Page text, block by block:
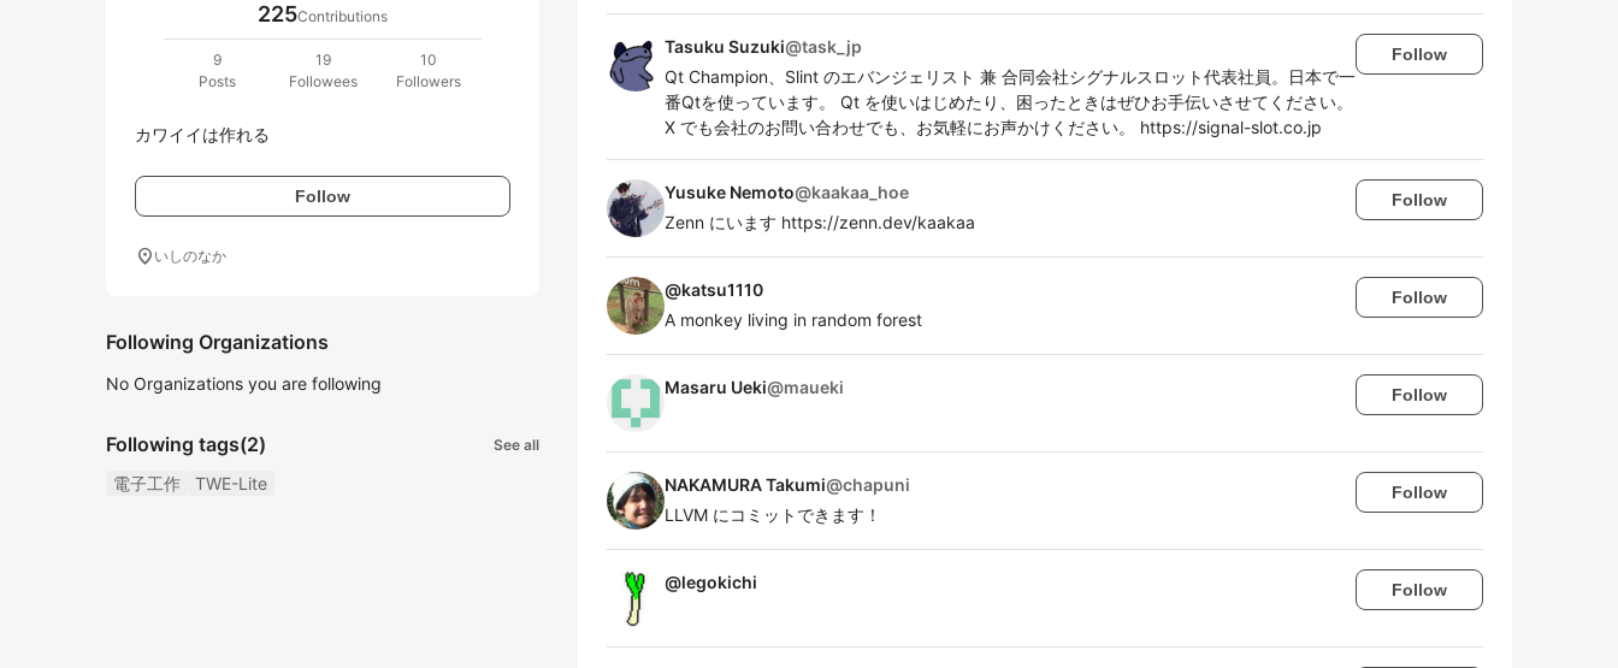
225Contributions
9
Posts
19
Followees
10
Followers
カワイイは作れる
Follow
location_on いしのなか
Following Organizations
No Organizations you are following
Following tags(2) See all
電子工作 TWE-Lite
Tasuku Suzuki@task_jp
Qt Champion、Slint のエバンジェリスト 兼 合同会社シグナルスロット代表社員。日本で一
番Qtを使っています。 Qt を使いはじめたり、困ったときはぜひお手伝いさせてください。
X でも会社のお問い合わせでも、お気軽にお声かけください。 https://signal-slot.co.jp
Follow
Yusuke Nemoto@kaakaa_hoe
Zenn にいます https://zenn.dev/kaakaa
Follow
@katsu1110
A monkey living in random forest
Follow
Masaru Ueki@maueki Follow
NAKAMURA Takumi@chapuni
LLVM にコミットできます！
Follow
@legokichi Follow